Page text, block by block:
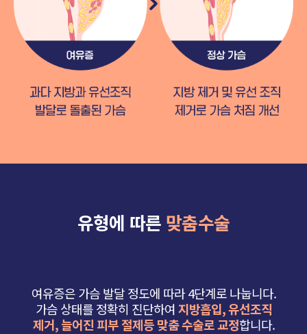
유형에 따른 맞춤수술
여유증은 가슴 발달 정도에 따라 4단계로 나눕니다.
가슴 상태를 정확히 진단하여지방흡입, 유선조직
제거,늘어진 피부 절제등 맞춤 수술로 교정합니다.